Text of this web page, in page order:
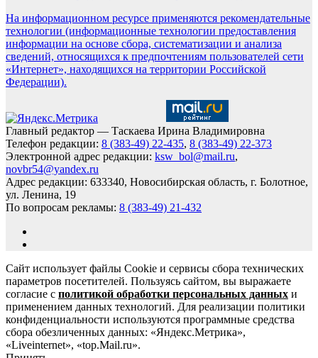
На информационном ресурсе применяются рекомендательные
технологии (информационные технологии предоставления
информации на основе сбора, систематизации и анализа
сведений, относящихся к предпочтениям пользователей сети
«Интернет», находящихся на территории Российской
Федерации).
Главный редактор — Таскаева Ирина Владимировна
Телефон редакции: 8 (383-49) 22-435, 8 (383-49) 22-373
Электронной адрес редакции: ksw_bol@mail.ru,
novbr54@yandex.ru
Адрес редакции: 633340, Новосибирская область, г. Болотное,
ул. Ленина, 19
По вопросам рекламы: 8 (383-49) 21-432
Сайт использует файлы Cookie и сервисы сбора технических
параметров посетителей. Пользуясь сайтом, вы выражаете
согласие с политикой обработки персональных данных и
применением данных технологий. Для реализации политики
конфиденциальности используются программные средства
сбора обезличенных данных: «Яндекс.Метрика»,
«Liveinternet», «top.Mail.ru».